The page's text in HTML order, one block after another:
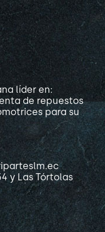
líder en:
de repuestos
para su
y Las Tórtolas